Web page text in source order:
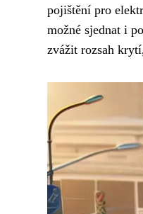
pojištění pro
možné sjednat i
zvážit rozsah